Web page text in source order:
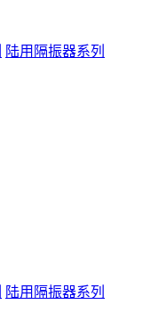
陆用隔振器系列
陆用隔振器系列